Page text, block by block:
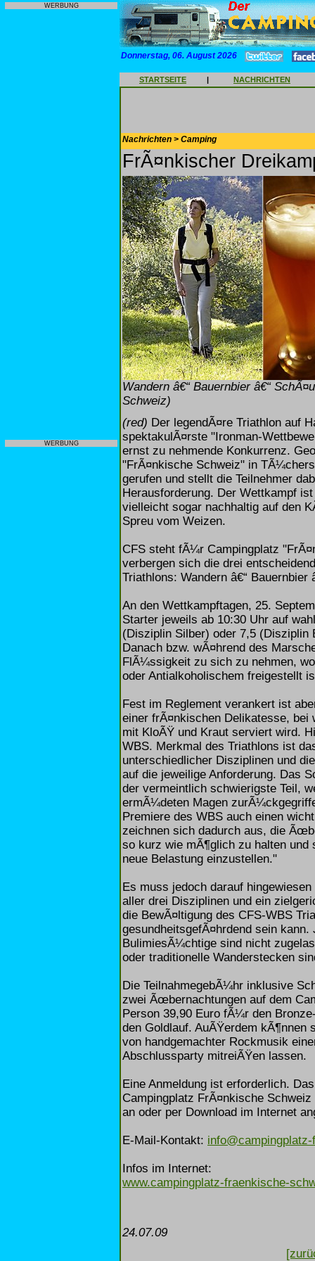
WERBUNG
WERBUNG
Donnerstag, 06. August 2026
STARTSEITE | NACHRICHTEN
Nachrichten > Camping
FrÃ¤nkischer
Wandern â€“ Bauernbier â€“
Schweiz)
(red) Der legendÃ¤re Triathlon auf
spektakulÃ¤rste "Ironman-
ernst zu nehmende Konkurrenz.
"FrÃ¤nkische Schweiz" in
gerufen und stellt die Teilnehmer
Herausforderung. Der Wettkampf
vielleicht sogar nachhaltig auf den
Spreu vom Weizen.
CFS steht fÃ¼r Campingplatz
verbergen sich die drei
Triathlons: Wandern â€“ Bauernbier
An den Wettkampftagen, 25.
Starter jeweils ab 10:30 Uhr auf
(Disziplin Silber) oder 7,5
Danach bzw. wÃ¤hrend des
FlÃ¼ssigkeit zu sich zu nehmen,
oder Antialkoholischem freigestellt
Fest im Reglement verankert ist
einer frÃ¤nkischen Delikatesse,
mit KloÃŸ und Kraut serviert wird.
WBS. Merkmal des Triathlons ist
unterschiedlicher Disziplinen und
auf die jeweilige Anforderung. Das
der vermeintlich schwierigste Teil,
ermÃ¼deten Magen
Premiere des WBS auch einen
zeichnen sich dadurch aus, die
so kurz wie mÃ¶glich zu halten und
neue Belastung einzustellen."
Es muss jedoch darauf
aller drei Disziplinen und ein
die BewÃ¤ltigung des CFS-WBS
gesundheitsgefÃ¤hrdend sein
BulimiesÃ¼chtige sind nicht
oder traditionelle Wanderstecken
Die TeilnahmegebÃ¼hr inklusive
zwei Ãœbernachtungen auf dem
Person 39,90 Euro fÃ¼r den
den Goldlauf. AuÃŸerdem kÃ¶nnen
von handgemachter Rockmusik
Abschlussparty mitreiÃŸen lassen.
Eine Anmeldung ist erforderlich.
Campingplatz FrÃ¤nkische
an oder per Download im Internet
E-Mail-Kontakt:
Infos im Internet:
www.campingplatz-fraenkische-
24.07.09